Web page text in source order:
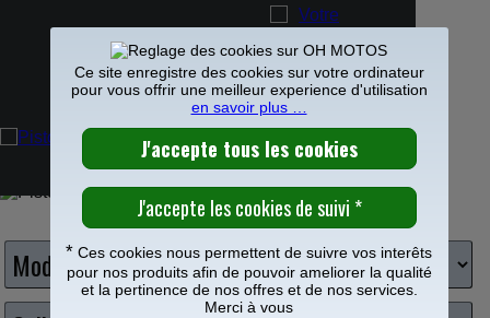
Frais de port offerts à partir de 49€
Pieces moteur>Piston>Piston Wiseco
PISTON WISECO CROSS
Choisissez votre moto
Ce site enregistre des cookies sur votre ordinateur
pour vous offrir une meilleur experience d'utilisation
en savoir plus …
* Ces cookies nous permettent de suivre vos interêts
pour nos produits afin de pouvoir ameliorer la qualité
et la pertinence de nos offres et de nos services.
Merci à vous